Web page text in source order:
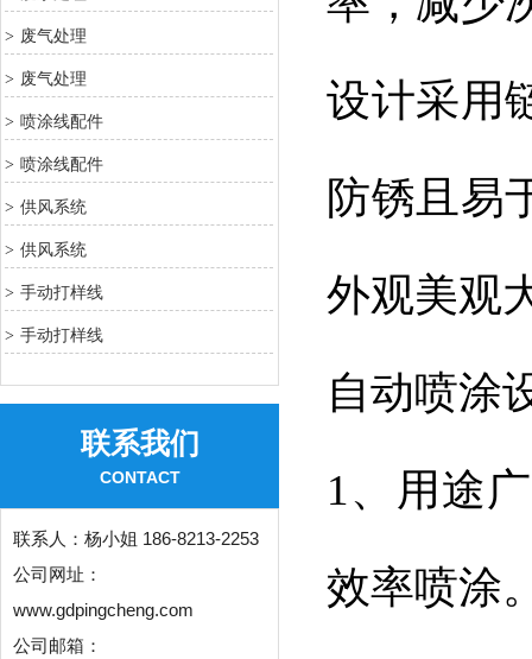
> 废气处理
> 废气处理
> 喷涂线配件
> 喷涂线配件
> 供风系统
> 供风系统
> 手动打样线
> 手动打样线
联系我们
CONTACT
联系人： 杨小姐 186-8213-2253
公司网址：
www.gdpingcheng.com
公司邮箱：
设计采用
防锈且易
外观美观
自动喷涂
1、用途
效率喷涂